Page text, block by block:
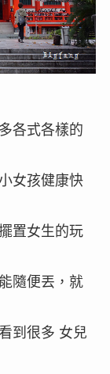
各式各樣的
女孩健康快
置女生的玩
隨便丟，就
到很多 女兒